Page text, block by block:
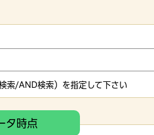
索/AND検索）を指定して下さい
タ時点